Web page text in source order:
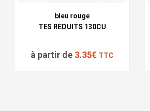
bleu rouge
TES REDUITS 130CU
à partir de 3.35€ TTC